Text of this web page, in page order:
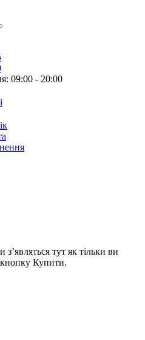
09:00 - 20:00
зʼявляться тут як тільки ви
Купити.